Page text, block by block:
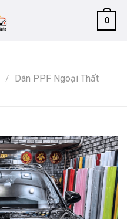
0
/ Dán PPF Ngoại Thất